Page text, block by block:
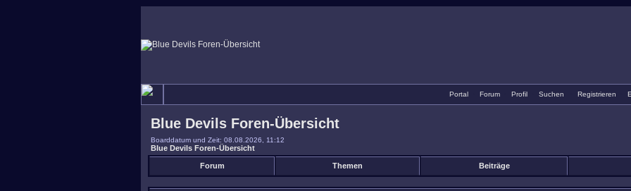
Portal Forum Profil Suchen Registrieren
Blue Devils Foren-Übersicht
Boarddatum und Zeit: 08.08.2026, 11:12
Blue Devils Foren-Übersicht
Forum Themen Beiträge